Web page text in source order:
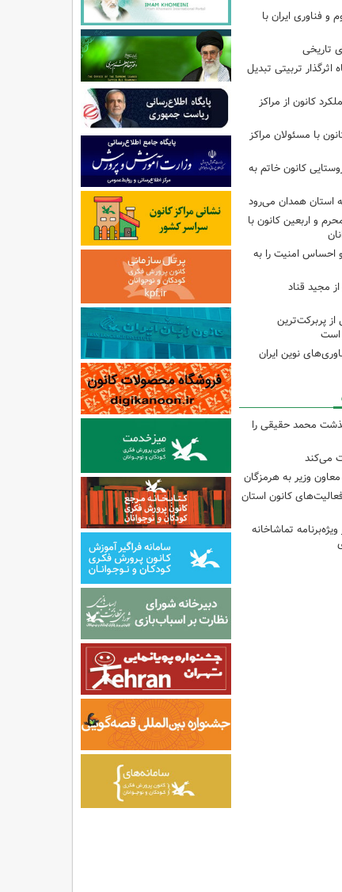
فناوری ایران با
تاریخی
اثرگذار تربیتی تبدیل
کانون از مراکز
با مسئولان مراکز
کانون خاتم به
استان همدان می‌رود
و اربعین کانون با
احساس امنیت را به
مجید قناد
پربرکت‌ترین
است
نوین ایران
محمد حقیقی را
می‌کند
وزیر به هرمزگان
کانون استان
تماشاخانه